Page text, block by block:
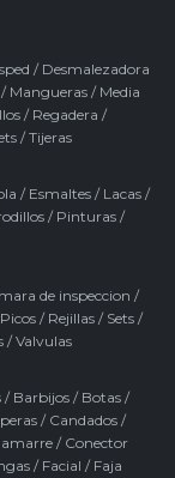
/ Desmalezadora
/ Mangueras / Media
/ Regadera /
/Tijeras
/ Esmaltes / Lacas /
/ Pinturas /
de inspeccion /
Picos / Rejillas / Sets /
/Valvulas
/ Barbijos / Botas /
/ Candados /
amarre / Conector
/ Facial / Faja